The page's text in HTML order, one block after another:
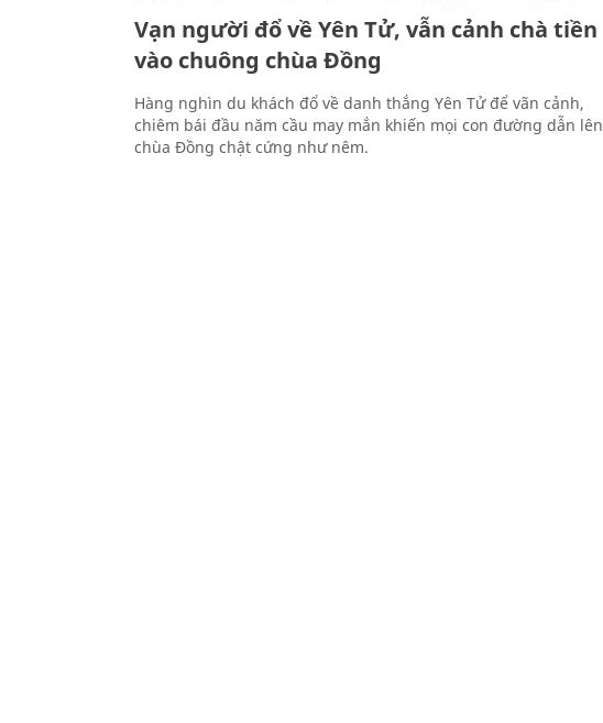
Vạn người đổ về Yên Tử, vẫn cảnh chà tiền
vào chuông chùa Đồng
Hàng nghìn du khách đổ về danh thắng Yên Tử để vãn cảnh,
chiêm bái đầu năm cầu may mắn khiến mọi con đường dẫn lên
chùa Đồng chật cứng như nêm.